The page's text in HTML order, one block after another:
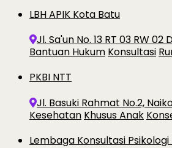
LBH APIK Kota Batu
Jl. Sa'un No. 13 RT 03 RW
Bantuan Hukum Konsultasi
PKBI NTT
Jl. Basuki Rahmat No.2,
Kesehatan Khusus Anak
Lembaga Konsultasi Psikologi